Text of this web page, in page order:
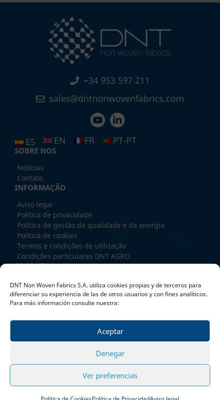
DNT Non Woven Fabrics S.A. utiliza cookies propias y de terceros para
diferenciar su experiencia de las de otros usuarios y con fines analíticos.
Para más información consulte nuestra:
Aceptar
Denegar
Ver preferencias
+34 953 597 211
sales@dntnonwovenfabrics.com
ES EN FR PT-PT
SOBRE NOS
Notícias
Contato
INFORMAÇÃO
Aviso legal
Política de privacidade
Política de gestão da qualidade e da energia
Política de cookies
Termos e condições de utilização
Condições particulares DNT AGRO
PRODUTOS
SPUNBOND
RECYCLED BOND
MELTBLOWN
TRABALHE CONNOSCO
© DNT NON WOVEN FABRICS 2025